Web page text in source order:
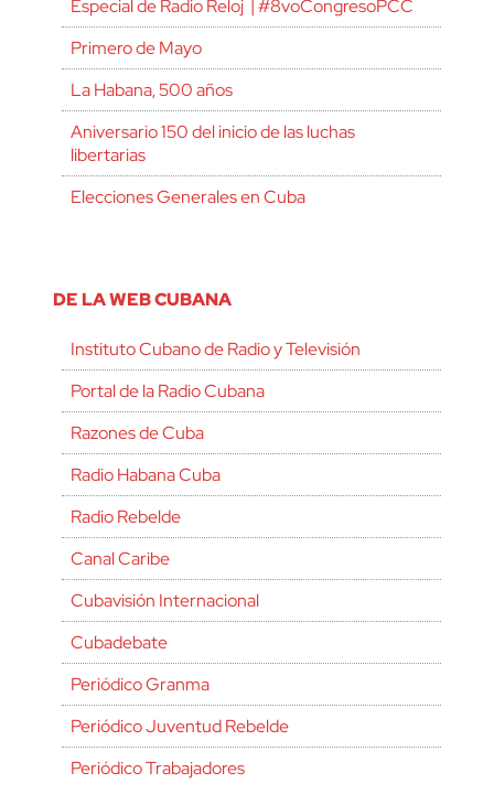
Especial de Radio Reloj | #8voCongresoPCC
Primero de Mayo
La Habana, 500 años
Aniversario 150 del inicio de las luchas
libertarias
Elecciones Generales en Cuba
DE LA WEB CUBANA
Instituto Cubano de Radio y Televisión
Portal de la Radio Cubana
Razones de Cuba
Radio Habana Cuba
Radio Rebelde
Canal Caribe
Cubavisión Internacional
Cubadebate
Periódico Granma
Periódico Juventud Rebelde
Periódico Trabajadores